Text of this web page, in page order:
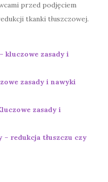
przed podjęciem
tkanki tłuszczowej.
kluczowe zasady i
zasady i nawyki
zasady i
redukcja tłuszczu czy